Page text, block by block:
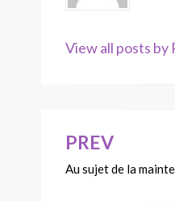
View all posts by
Navigation
de
PREV
Au sujet de la